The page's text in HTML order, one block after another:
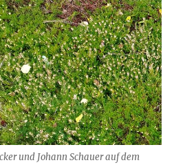
und Johann Schauer auf dem